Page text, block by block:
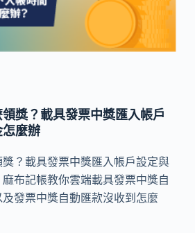
獎？載具發票中獎匯入帳戶
麼辦
？載具發票中獎匯入帳戶設定與
布記帳教你雲端載具發票中獎自
發票中獎自動匯款沒收到怎麼